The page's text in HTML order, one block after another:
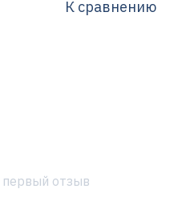
К сравнению
отзыв